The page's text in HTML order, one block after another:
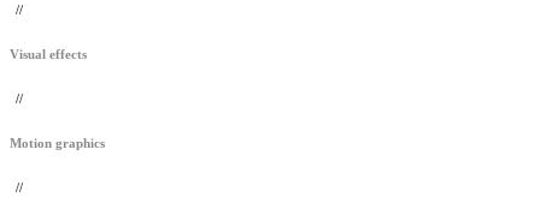
//
Visual effects
//
Motion graphics
//